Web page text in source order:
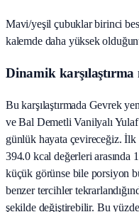
Mavi/yeşil çubuklar birinci
kalemde daha yüksek
Dinamik karşılaştırma
Bu karşılaştırmada Gevrek
ve Bal Demetli Vanilyalı
günlük hayata çevireceğiz. İlk
394.0 kcal değerleri arasında
küçük görünse bile porsiyon
benzer tercihler
şekilde değiştirebilir. Bu